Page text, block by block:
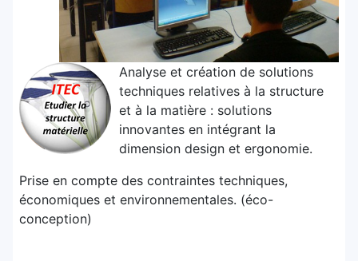
Analyse et création de solutions
techniques relatives à la structure
et à la matière : solutions
innovantes en intégrant la
dimension design et ergonomie.
Prise en compte des contraintes techniques,
économiques et environnementales. (éco-
conception)